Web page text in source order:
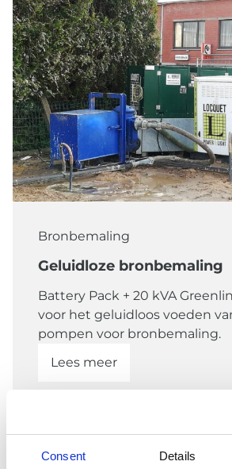
Consent Details
Bronbemaling
Geluidloze bronbemaling
Battery Pack + 20 kVA
voor het geluidloos voeden
pompen voor bronbemaling.
Lees meer